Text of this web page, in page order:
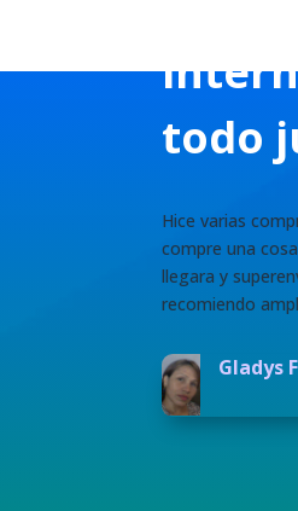
todo
Hice varias
compre una
llegara y
recomiendo
Gladys